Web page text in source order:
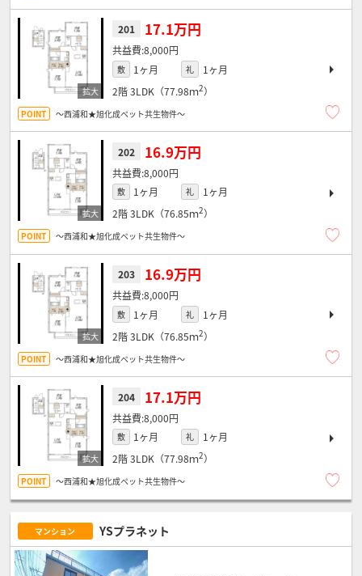
201 17.1万円
8,000円
敷 1ヶ月 礼
1ヶ月
2階3LDK（77.98ｍ2）
～西浦和★旭化成ペット共生物件～
202 16.9万円
8,000円
敷 1ヶ月 礼
1ヶ月
2階3LDK（76.85ｍ2）
～西浦和★旭化成ペット共生物件～
203 16.9万円
8,000円
敷 1ヶ月 礼
1ヶ月
2階3LDK（76.85ｍ2）
～西浦和★旭化成ペット共生物件～
204 17.1万円
8,000円
敷 1ヶ月 礼
1ヶ月
2階3LDK（77.98ｍ2）
～西浦和★旭化成ペット共生物件～
マンション YSプラネット